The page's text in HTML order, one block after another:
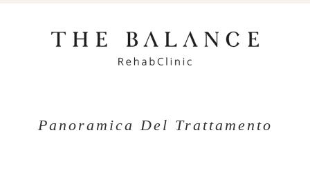
Panoramica Del Trattamento